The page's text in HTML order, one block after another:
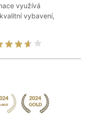
využívá
vybavení,